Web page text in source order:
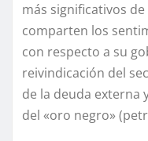
más significativos
comparten los
con respecto a su
reivindicación del
de la deuda externa
del «oro negro»